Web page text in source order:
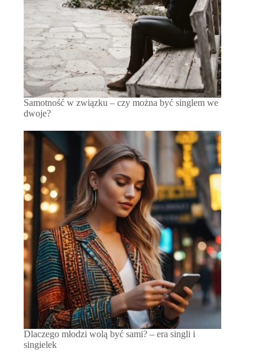
Samotność w związku – czy można być singlem we
dwoje?
Dlaczego młodzi wolą być sami? – era singli i
singielek